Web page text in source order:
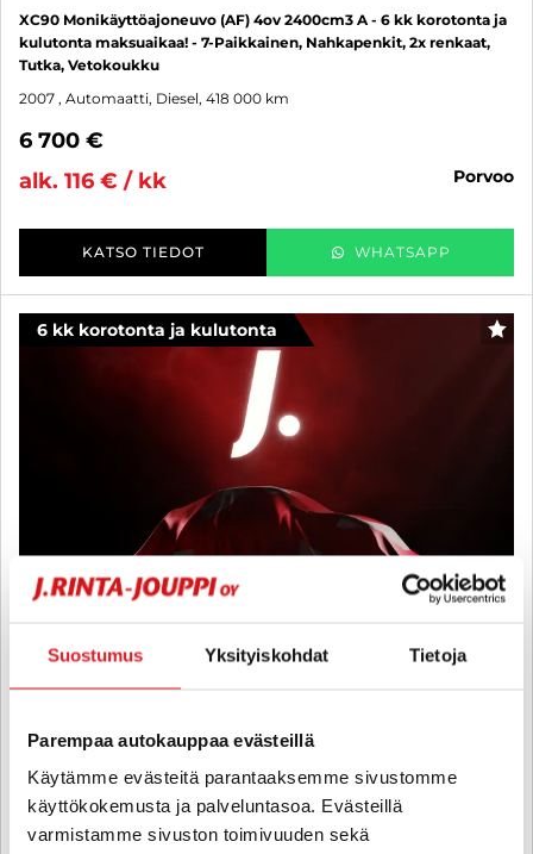
Suostumus Yksityiskohdat Tietoja
Parempaa autokauppaa evästeillä
Käytämme evästeitä parantaaksemme sivustomme
käyttökokemusta ja palveluntasoa. Evästeillä
varmistamme sivuston toimivuuden sekä
XC90 Monikäyttöajoneuvo (AF) 4ov 2400cm3 A - 6 kk korotonta ja
kulutonta maksuaikaa! - 7-Paikkainen, Nahkapenkit, 2x renkaat,
Tutka, Vetokoukku
2007 , Automaatti, Diesel, 418 000 km
6 700 €
alk. 116 € / kk
porvoo
KATSO TIEDOT WHATSAPP
6 kk korotonta ja kulutonta
maksuaikaa! - Merkkihuollettu, B&W, 360° Kamera, Vetokoukku,
Panorama, BLIS, Pa-lämmitin, Jakohihna vaihdettu -25, Tulossa
2016 , Automaatti, Plug-in-hybridi, 206 000 km